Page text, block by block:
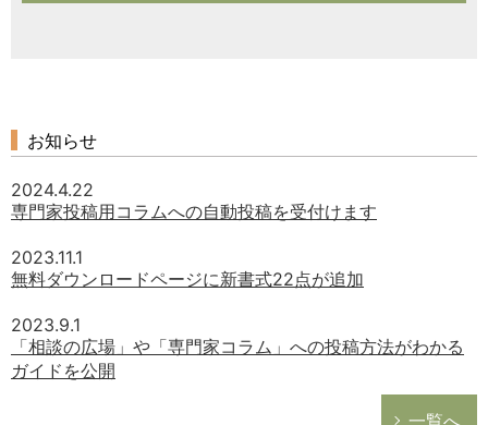
お知らせ
2024.4.22
専門家投稿用コラムへの自動投稿を受付けます
2023.11.1
無料ダウンロードページに新書式22点が追加
2023.9.1
「相談の広場」や「専門家コラム」への投稿方法がわかる
ガイドを公開